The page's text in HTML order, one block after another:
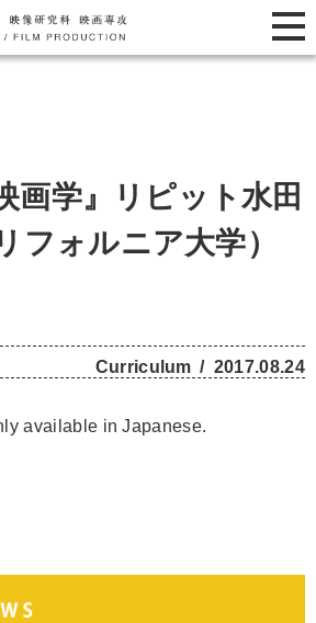
画学』リピット水田
フォルニア大学）
Curriculum 2017.08.24
available inJapanese.